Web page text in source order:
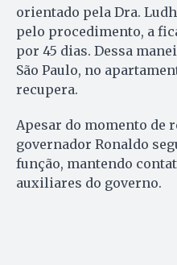
orientado pela Dra.
pelo procedimento, a
por 45 dias. Dessa
São Paulo, no
recupera.
Apesar do momento de
governador Ronaldo
função, mantendo
auxiliares do governo.